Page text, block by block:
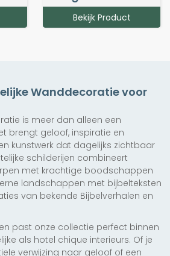
vanaf € 142,50
Bekijk Product
Wanddecoratie voor
is meer dan alleen een
brengt geloof, inspiratie en
kunstwerk dat dagelijks zichtbaar
schilderijen combineert
met krachtige boodschappen
landschappen met bijbelteksten
van bekende Bijbelverhalen en
past onze collectie perfect binnen
als hotel chique interieurs. Of je
verwijzing naar geloof of een